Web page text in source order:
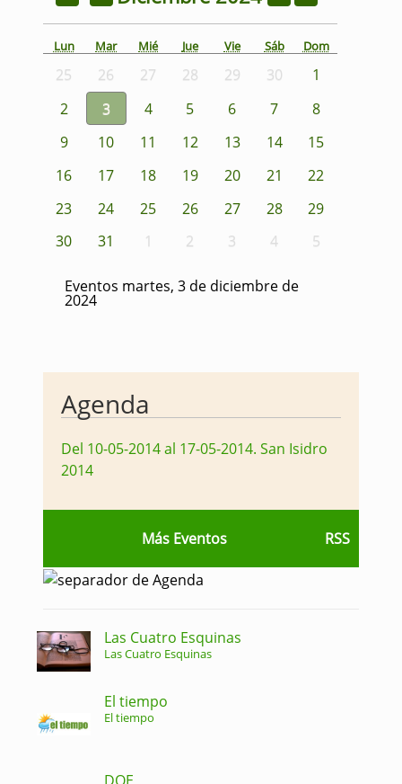
Lun Mar Mié Jue Vie Sáb Dom
25 26 27 28 29 30
1
2
3 4 5 6 7
8
9
10 11 12 13 14
15
16
17 18 19 20 21
22
23
24 25 26 27 28
29
30
31 1 2 3 4 5
Eventos martes, 3 de diciembre de
2024
Agenda
Del 10-05-2014 al 17-05-2014. San Isidro
2014
Más Eventos RSS
Las Cuatro Esquinas
Las Cuatro Esquinas
El tiempo
El tiempo